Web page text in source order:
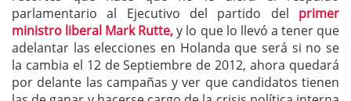
parlamentario al Ejecutivo del partido del
primer
ministro liberal Mark Rutte,y lo que lo llevó a tener que
adelantar las elecciones en Holanda que será si no se
la cambia el 12 de Septiembre de 2012, ahora quedará
por delante las campañas y ver que candidatos tienen